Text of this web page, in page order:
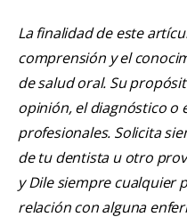
La finalidad de este
comprensión y el
de salud oral. Su
opinión, el diagnóstico o
profesionales. Solicita
de tu dentista u otro
y Dile siempre cualquier
relación con alguna